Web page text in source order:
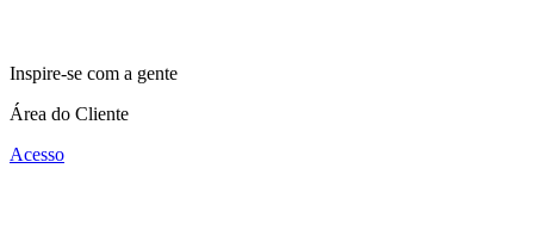
Inspire-se com a gente
Área do Cliente
Acesso